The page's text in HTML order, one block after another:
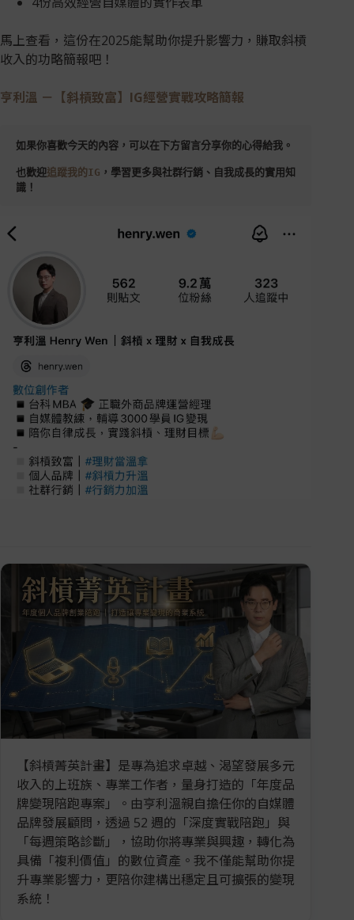
馬上查看，這份在2025能幫助你提升影響力，賺取斜槓
收入的功略簡報吧！
亨利溫 －【斜槓致富】IG經營實戰攻略簡報
如果你喜歡今天的內容，可以在下方留言分享你的心得給我。
也歡迎追蹤我的IG ，學習更多與社群行銷、自我成長的實用知
識！
【斜槓菁英計畫】是專為追求卓越、渴望發展多元
收入的上班族、專業工作者，量身打造的「年度品
牌變現陪跑專案」。由亨利溫親自擔任你的自媒體
品牌發展顧問，透過 52 週的「深度實戰陪跑」與
「每週策略診斷」，協助你將專業與興趣，轉化為
具備「複利價值」的數位資產。我不僅能幫助你提
升專業影響力，更陪你建構出穩定且可擴張的變現
系統！